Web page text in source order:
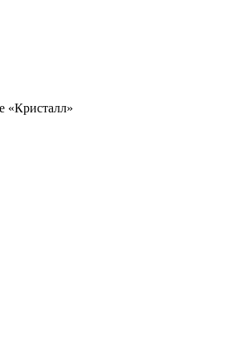
«Кристалл»